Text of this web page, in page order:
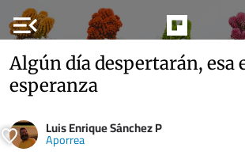
menu_open
Algún día despertarán, esa
esperanza
Luis Enrique Sánchez P
Aporrea